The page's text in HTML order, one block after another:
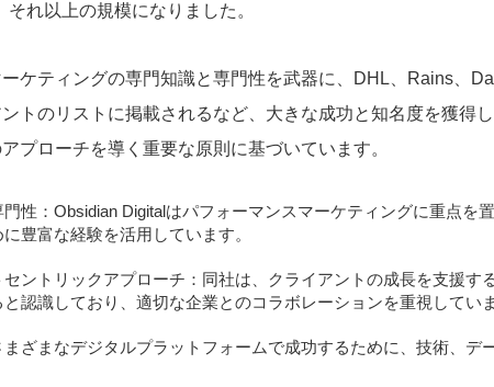
れ以上の規模になりました。
ケティングの専門知識と専門性を武器に、DHL、Rains、
トのリストに掲載されるなど、大きな成功と知名度を獲得
プローチを導く重要な原則に基づいています。
性：Obsidian Digitalはパフォーマンスマーケティングに重点を
豊富な経験を活用しています。
セントリックアプローチ：同社は、クライアントの成長を支援す
認識しており、適切な企業とのコラボレーションを重視していま
ざまなデジタルプラットフォームで成功するために、技術、デ